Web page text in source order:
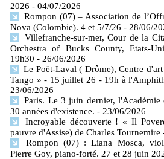
2026 - 04/07/2026
Rompon (07) – Association de
Nova (Colombie). 4 et 5/7/26 - 28/06/
Villefranche-sur-mer, Cour de la
Orchestra of Bucks County, Etats-
19h30 - 26/06/2026
Le Poët-Laval ( Drôme), Centre
Tango » - 15 juillet 26 - 19h à
23/06/2026
Paris. Le 3 juin dernier, l'Académie
30 années d'existence. - 23/06/2026
Incroyable découverte ! « Il
pauvre d'Assise) de Charles Tournemire
Rompon (07) : Liana Mosca,
Pierre Goy, piano-forté. 27 et 28 juin